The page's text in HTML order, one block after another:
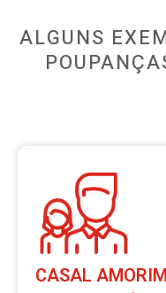
ALGUNS
CASAL